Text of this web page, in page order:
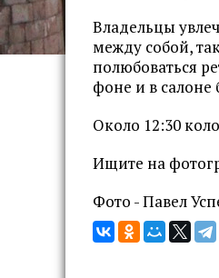
Владельцы
между собой,
полюбоваться
фоне и в салоне
Около 12:30
Ищите на
Фото - Павел